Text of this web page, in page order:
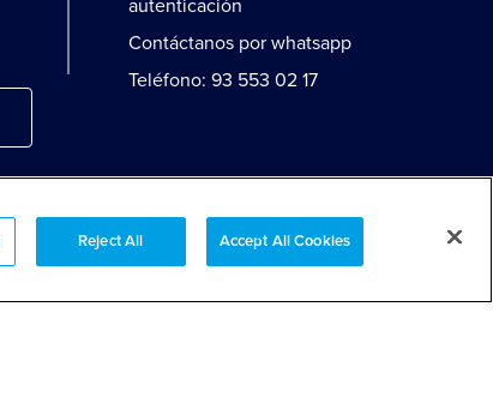
autenticación
Contáctanos por whatsapp
Teléfono: 93 553 02 17
Reject All Accept All Cookies